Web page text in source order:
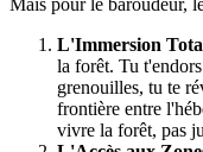
L'Immersion
la forêt. Tu
grenouilles, tu te
frontière entre
vivre la forêt, pas